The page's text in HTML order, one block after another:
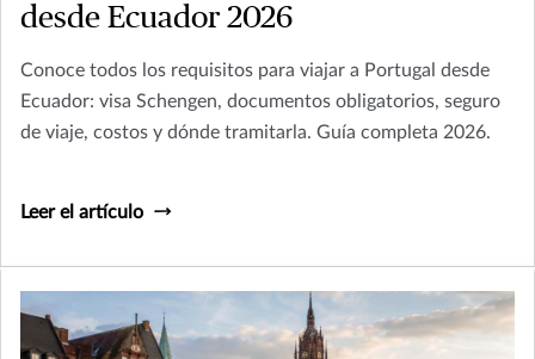
desde Ecuador 2026
Conoce todos los requisitos para viajar a Portugal desde
Ecuador: visa Schengen, documentos obligatorios, seguro
de viaje, costos y dónde tramitarla. Guía completa 2026.
Leer el artículo